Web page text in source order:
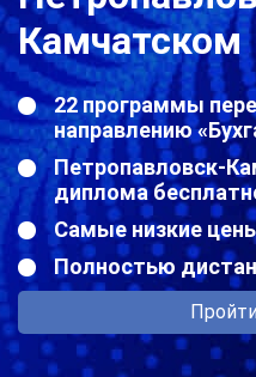
Камчатском
22 программы
направлению
Петропавловск-
диплома
Самые низкие
Полностью